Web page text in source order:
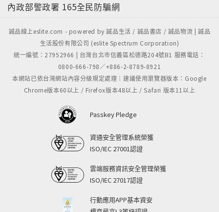
內政部警政署 165全民防騙網
誠品線上eslite.com - powered by 誠品生活 / 誠品書店 / 誠品物流 | 誠品
生活股份有限公司 (eslite Spectrum Corporation)
統一編號：27952966 | 台灣台北市信義區松德路204號B1 服務電話：
0800-666-798／+886-2-8789-8921
本網站已依台灣網站內容分級規定處理｜建議使用瀏覽器版本：Google
Chrome版本60以上 / Firefox版本48以上 / Safari 版本11以上
Passkey Pledge
資通安全管理系統榮獲
ISO/IEC 27001認證
雲端服務資訊安全管理榮獲
ISO/IEC 27017認證
行動應用APP基本資安